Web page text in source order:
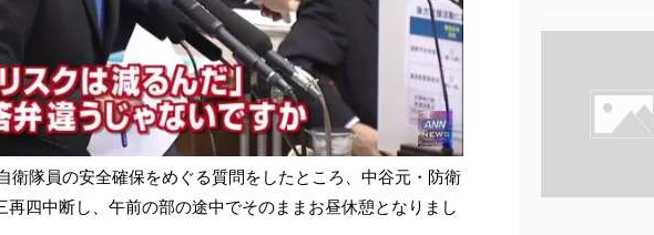
衛隊員の安全確保をめぐる質問をしたところ、中谷元・防衛
四中断し、午前の部の途中でそのままお昼休憩となりまし